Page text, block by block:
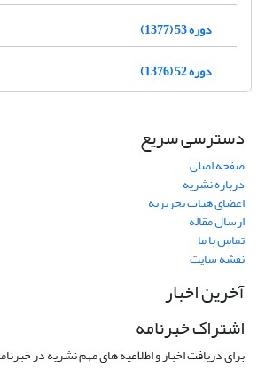
دوره 53 (1377)
دوره 52 (1376)
دسترسی سریع
صفحه اصلی
درباره نشریه
اعضای هیات تحریریه
ارسال مقاله
تماس با ما
نقشه سایت
آخرین اخبار
اشتراک خبرنامه
برای دریافت اخبار و اطلاعیه های مهم نشریه در